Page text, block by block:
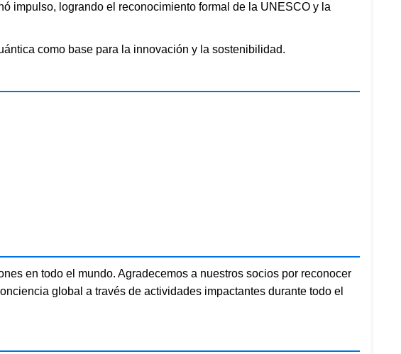
impulso, logrando el reconocimiento formal de la UNESCO y la
como base para la innovación y la sostenibilidad.
en todo el mundo. Agradecemos a nuestros socios por reconocer
global a través de actividades impactantes durante todo el